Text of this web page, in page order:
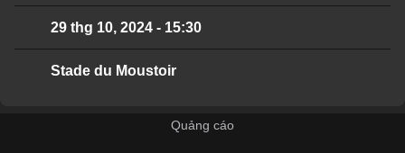
29 thg 10, 2024 - 15:30
Stade du Moustoir